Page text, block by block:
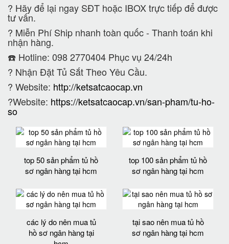
? Hãy để lại ngay SĐT hoặc IBOX trực tiếp để được
tư vấn.
? Miễn Phí Ship nhanh toàn quốc - Thanh toán khi
nhận hàng.
☎️ Hotline: 098 2770404 Phục vụ 24/24h
? Nhận Đặt Tủ Sắt Theo Yêu Cầu.
? Website: http://ketsatcaocap.vn
?Website: https://ketsatcaocap.vn/san-pham/tu-ho-
so
top 50 sản phẩm tủ hồ
sơ ngân hàng tại hcm
top 100 sản phẩm tủ hồ
sơ ngân hàng tại hcm
các lý do nên mua tủ
hồ sơ ngân hàng tại
tại sao nên mua tủ hồ
sơ ngân hàng tại hcm